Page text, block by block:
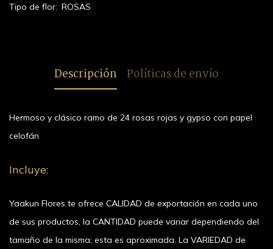
Tipo de flor: ROSAS
Descripción Políticas de envío
Hermoso y clásico ramo de 24 rosas rojas y gypso con papel
celofán
Incluye:
Yaakun Flores te ofrece CALIDAD de exportación en cada uno
de sus productos, la CANTIDAD puede variar dependiendo del
tamaño de la misma; esta es aproximada. La VARIEDAD de